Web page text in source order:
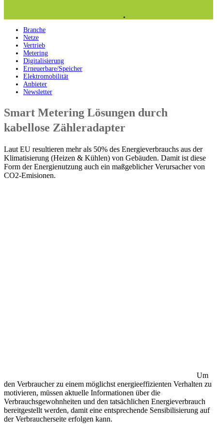
Branche
Netze
Vertrieb
Metering
Digitalisierung
Erneuerbare/Speicher
Elektromobilität
Anbieter
Newsletter
Smart Metering Lösungen durch
kabellose Zähleradapter
Laut EU resultieren mehr als 50% des Energieverbrauchs aus der
Klimatisierung (Heizen & Kühlen) von Gebäuden. Damit ist diese
Form der Energienutzung auch ein maßgeblicher Verursacher von
CO2-Emisionen.
Um
den Verbraucher zu einem möglichst energieeffizienten Verhalten zu
motivieren, müssen aktuelle Informationen über die
Verbrauchsgewohnheiten und den tatsächlichen Energieverbrauch
bereitgestellt werden, damit eine entsprechende Sensibilisierung auf
der Verbraucherseite erfolgen kann.